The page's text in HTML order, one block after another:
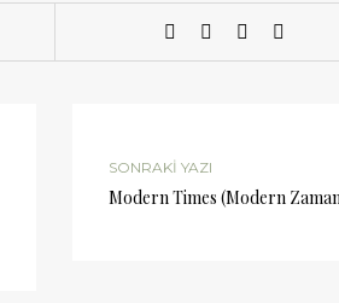
SONRAKI YAZI
Modern Times (Modern